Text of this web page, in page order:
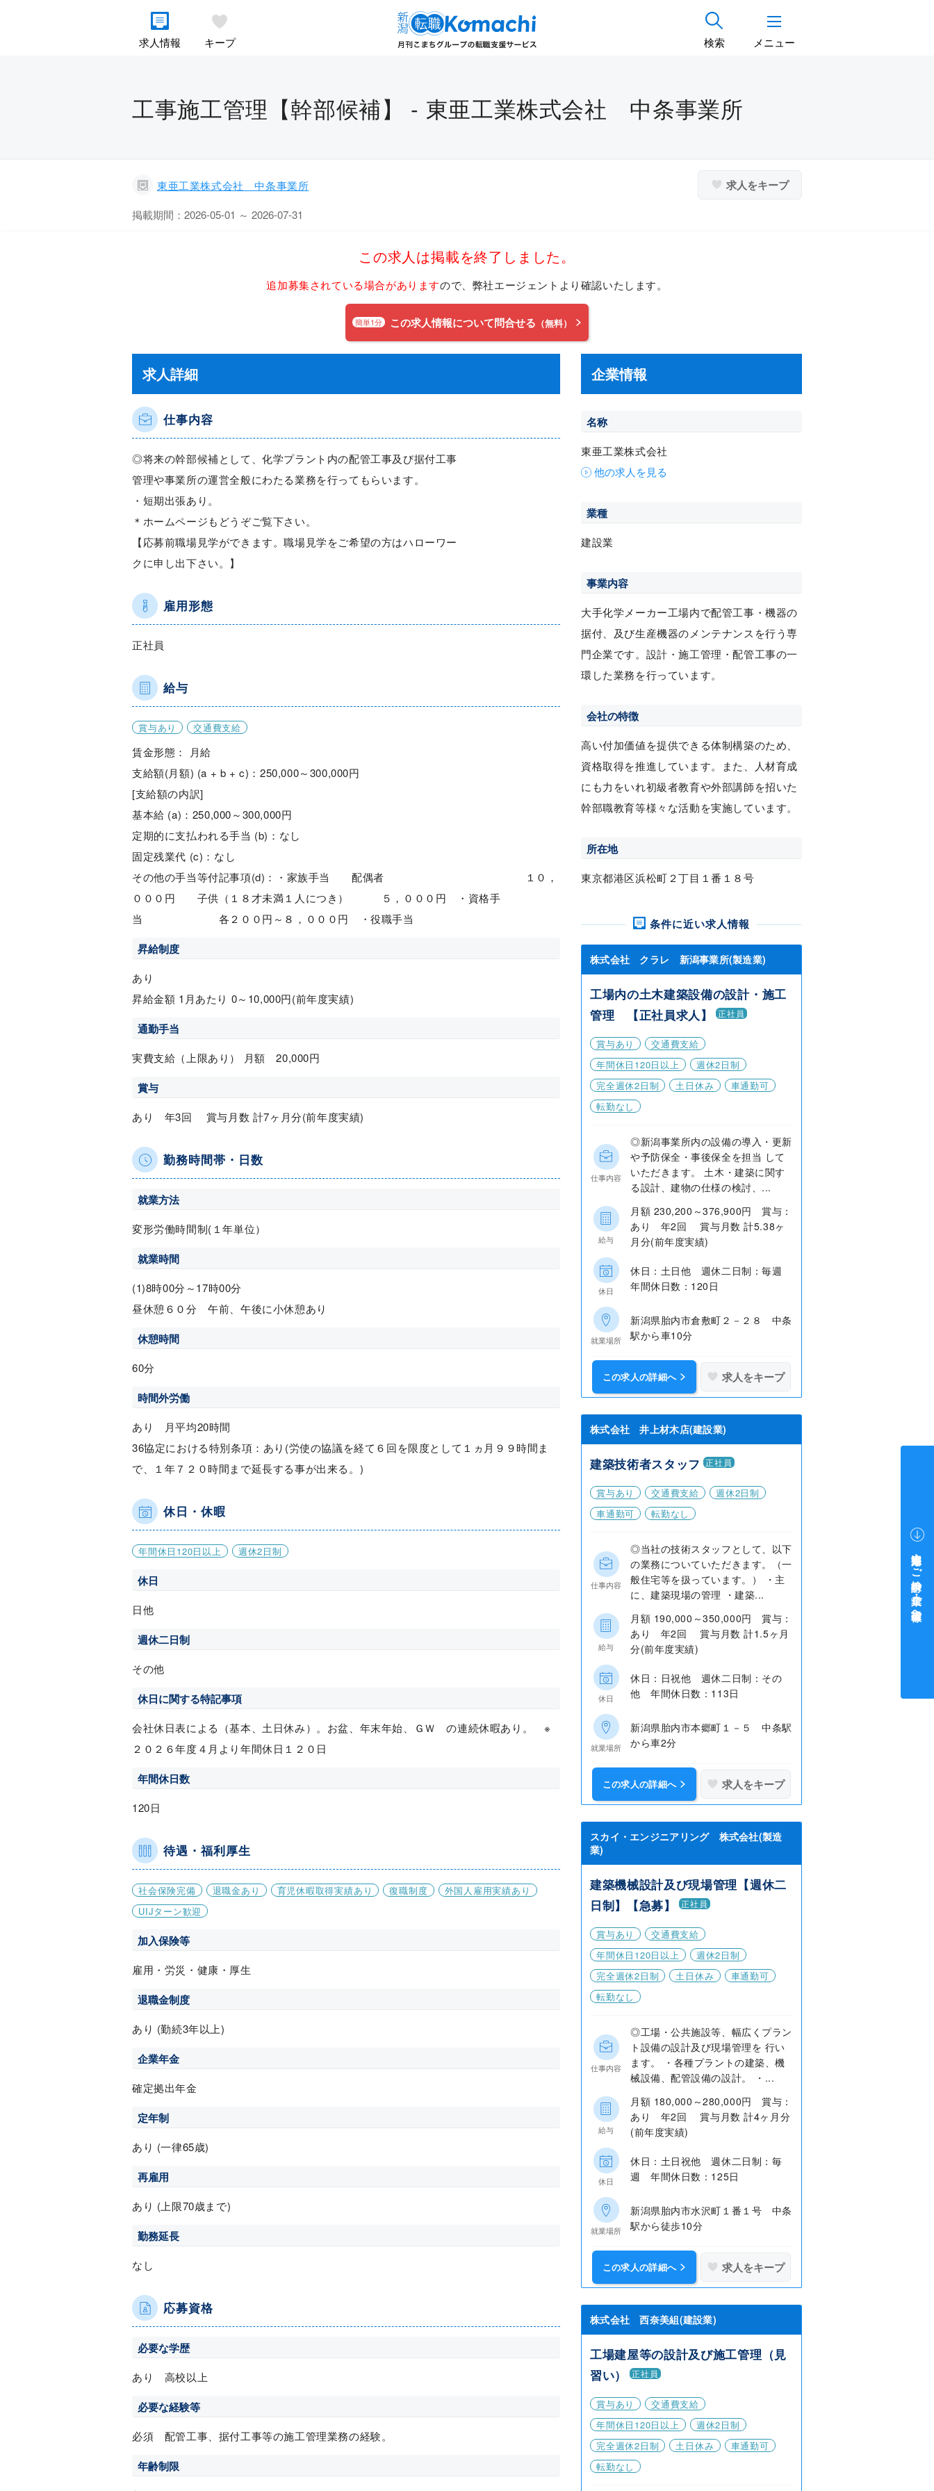
求人情報 キープ 検索 メニュー
工事施工管理【幹部候補】 - 東亜工業株式会社 中条事業所
東亜工業株式会社 中条事業所 求人をキープ
掲載期間：2026-05-01 ～ 2026-07-31
この求人は掲載を終了しました。
追加募集されている場合がありますので、弊社エージェントより確認いたします。
簡単1分 この求人情報について問合せる （無料）
求人詳細
仕事内容
◎将来の幹部候補として、化学プラント内の配管工事及び据付工事
管理や事業所の運営全般にわたる業務を行ってもらいます。
・短期出張あり。
＊ホームページもどうぞご覧下さい。
【応募前職場見学ができます。職場見学をご希望の方はハローワー
クに申し出下さい。】
雇用形態
正社員
給与
賞与あり 交通費支給
賃金形態： 月給
支給額(月額) (a + b + c)：250,000～300,000円
[支給額の内訳]
基本給 (a)：250,000～300,000円
定期的に支払われる手当 (b)：なし
固定残業代 (c)：なし
その他の手当等付記事項(d)：・家族手当 配偶者 １０，
０００円 子供（１８才未満１人につき） ５，０００円 ・資格手
当 各２００円～８，０００円 ・役職手当
昇給制度
あり
昇給金額 1月あたり 0～10,000円(前年度実績)
通勤手当
実費支給（上限あり） 月額 20,000円
賞与
あり 年3回 賞与月数 計7ヶ月分(前年度実績)
勤務時間帯・日数
就業方法
変形労働時間制(１年単位）
就業時間
(1)8時00分～17時00分
昼休憩６０分 午前、午後に小休憩あり
休憩時間
60分
時間外労働
あり 月平均20時間
36協定における特別条項：あり(労使の協議を経て６回を限度として１ヵ月９９時間ま
で、１年７２０時間まで延長する事が出来る。)
休日・休暇
年間休日120日以上 週休2日制
休日
日他
週休二日制
その他
休日に関する特記事項
会社休日表による（基本、土日休み）。お盆、年末年始、ＧＷ の連続休暇あり。 ※
２０２６年度４月より年間休日１２０日
年間休日数
120日
待遇・福利厚生
社会保険完備 退職金あり 育児休暇取得実績あり 復職制度
外国人雇用実績あり
UIJターン歓迎
加入保険等
雇用・労災・健康・厚生
退職金制度
あり (勤続3年以上)
企業年金
確定拠出年金
定年制
あり (一律65歳)
再雇用
あり (上限70歳まで)
勤務延長
なし
応募資格
必要な学歴
あり 高校以上
必要な経験等
必須 配管工事、据付工事等の施工管理業務の経験。
年齢制限
企業情報
名称
東亜工業株式会社
他の求人を見る
業種
建設業
事業内容
大手化学メーカー工場内で配管工事・機器の
据付、及び生産機器のメンテナンスを行う専
門企業です。設計・施工管理・配管工事の一
環した業務を行っています。
会社の特徴
高い付加価値を提供できる体制構築のため、
資格取得を推進しています。また、人材育成
にも力をいれ初級者教育や外部講師を招いた
幹部職教育等様々な活動を実施しています。
所在地
東京都港区浜松町２丁目１番１８号
条件に近い求人情報
株式会社 クラレ 新潟事業所(製造業)
工場内の土木建築設備の設計・施工
管理 【正社員求人】
正社員
賞与あり
交通費支給
年間休日120日以上
週休2日制
完全週休2日制
土日休み
車通勤可
転勤なし
仕事内容
◎新潟事業所内の設備の導入・更新
や予防保全・事後保全を担当 して
いただきます。 土木・建築に関す
る設計、建物の仕様の検討、...
給与
月額 230,200～376,900円 賞与：
あり 年2回 賞与月数 計5.38ヶ
月分(前年度実績)
休日
休日：土日他 週休二日制：毎週
年間休日数：120日
就業場所
新潟県胎内市倉敷町２－２８ 中条
駅から車10分
この求人の詳細へ 求人をキープ
株式会社 井上材木店(建設業)
建築技術者スタッフ 正社員
賞与あり 交通費支給
週休2日制
車通勤可
転勤なし
仕事内容
◎当社の技術スタッフとして、以下
の業務についていただきます。（一
般住宅等を扱っています。） ・主
に、建築現場の管理 ・建築...
給与
月額 190,000～350,000円 賞与：
あり 年2回 賞与月数 計1.5ヶ月
分(前年度実績)
休日
休日：日祝他 週休二日制：その
他 年間休日数：113日
就業場所
新潟県胎内市本郷町１－５ 中条駅
から車2分
この求人の詳細へ 求人をキープ
スカイ・エンジニアリング 株式会社(製造
業)
建築機械設計及び現場管理【週休二
日制】【急募】
正社員
賞与あり
交通費支給
年間休日120日以上
週休2日制
完全週休2日制
土日休み
車通勤可
転勤なし
仕事内容
◎工場・公共施設等、幅広くプラン
ト設備の設計及び現場管理を 行い
ます。 ・各種プラントの建築、機
械設備、配管設備の設計。 ・...
給与
月額 180,000～280,000円 賞与：
あり 年2回 賞与月数 計4ヶ月分
(前年度実績)
休日
休日：土日祝他 週休二日制：毎
週 年間休日数：125日
就業場所
新潟県胎内市水沢町１番１号 中条
駅から徒歩10分
この求人の詳細へ 求人をキープ
株式会社 西奈美組(建設業)
工場建屋等の設計及び施工管理（見
習い）
正社員
賞与あり
交通費支給
年間休日120日以上
週休2日制
完全週休2日制
土日休み
車通勤可
転勤なし
中途採用をご検討中の企業・ご担当者様へ